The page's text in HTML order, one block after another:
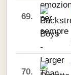
69.
70.